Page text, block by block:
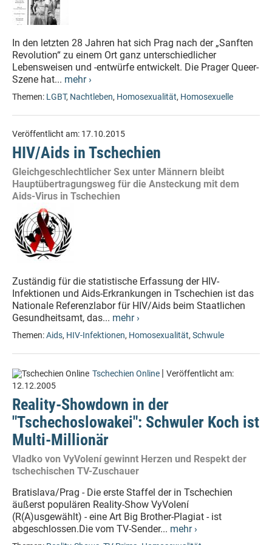
In den letzten 28 Jahren hat sich Prag nach der „Sanften
Revolution“ zu einem Ort ganz unterschiedlicher
Lebensweisen und -entwürfe entwickelt. Die Prager Queer-
Szene hat... mehr ›
Themen: LGBT, Nachtleben, Homosexualität, Homosexuelle
Veröffentlicht am: 17.10.2015
HIV/Aids in Tschechien
Gleichgeschlechtlicher Sex unter Männern bleibt
Hauptübertragungsweg für die Ansteckung mit dem
Aids-Virus in Tschechien
Zuständig für die statistische Erfassung der HIV-
Infektionen und Aids-Erkrankungen in Tschechien ist das
Nationale Referenzlabor für HIV/Aids beim Staatlichen
Gesundheitsamt, das... mehr ›
Themen:Aids, HIV-Infektionen, Homosexualität, Schwule
Tschechien Online | Veröffentlicht am:
12.12.2005
Reality-Showdown in der
"Tschechoslowakei": Schwuler Koch ist
Multi-Millionär
Vladko von VyVolení gewinnt Herzen und Respekt der
tschechischen TV-Zuschauer
Bratislava/Prag - Die erste Staffel der in Tschechien
äußerst populären Reality-Show VyVolení
(R(A)usgewählt) - eine Art Big Brother-Plagiat - ist
abgeschlossen.Die vom TV-Sender... mehr ›